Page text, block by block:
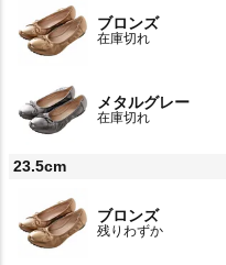
ブロンズ
在庫切れ
メタルグレー
在庫切れ
23.5cm
ブロンズ
残りわずか